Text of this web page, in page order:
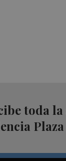
toda